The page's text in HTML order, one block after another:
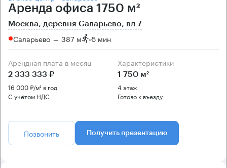
Аренда офиса 1750 м²
Москва, деревня Саларьево, вл 7
Саларьево → 387 м ~5 мин
Арендная плата в месяц
2 333 333 ₽
16 000 ₽/м² в год
С учётом НДС
Характеристики
1 750 м²
4 этаж
Готово к въезду
Позвонить Получить презентацию